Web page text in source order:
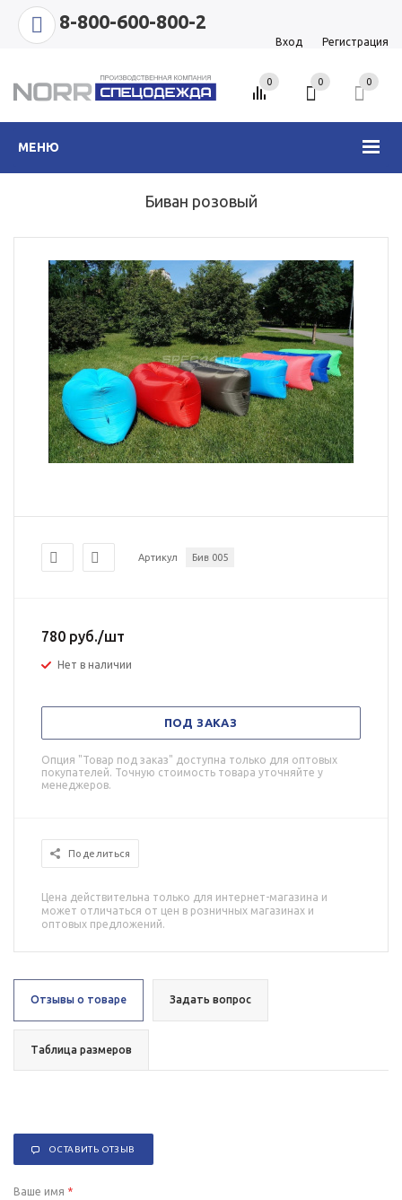
8-800-600-800-2
Вход Регистрация
МЕНЮ
0 0
0
Биван розовый
Артикул Бив 005
780 руб./шт
Нет в наличии
ПОД ЗАКАЗ
Опция "Товар под заказ" доступна только для оптовых
покупателей. Точную стоимость товара уточняйте у
менеджеров.
Поделиться
Цена действительна только для интернет-магазина и
может отличаться от цен в розничных магазинах и
оптовых предложений.
Отзывы о товаре Задать вопрос
Таблица размеров
ОСТАВИТЬ ОТЗЫВ
Ваше имя *